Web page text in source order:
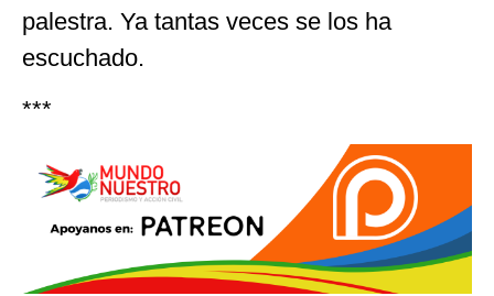
palestra. Ya tantas veces se los ha
escuchado.
***